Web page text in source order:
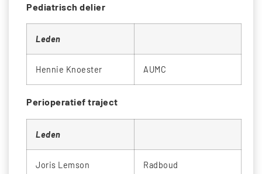
Pediatrisch delier
Leden
Hennie Knoester AUMC
Perioperatief traject
Leden
Joris Lemson Radboud